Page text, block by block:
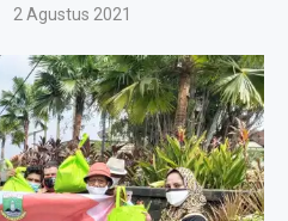
2 Agustus 2021